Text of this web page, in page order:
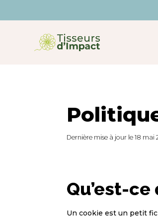
Dernière mise à jour le 18 mai
Qu’est-ce
Un cookie est un petit